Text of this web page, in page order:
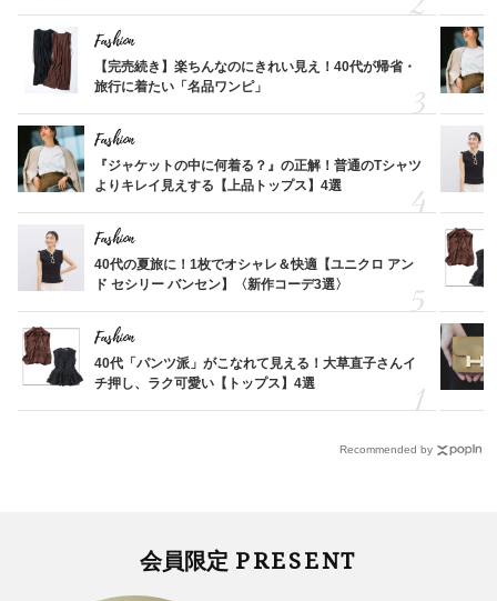
Fashion
【完売続き】楽ちんなのにきれい見え！40代が帰省・
旅行に着たい「名品ワンピ」
Fashion
『ジャケットの中に何着る？』の正解！普通のTシャツ
よりキレイ見えする【上品トップス】4選
Fashion
40代の夏旅に！1枚でオシャレ＆快適【ユニクロ アン
ド セシリー バンセン】〈新作コーデ3選〉
Fashion
40代「パンツ派」がこなれて見える！大草直子さんイ
チ押し、ラク可愛い【トップス】4選
Recommended by
会員限定 PRESENT